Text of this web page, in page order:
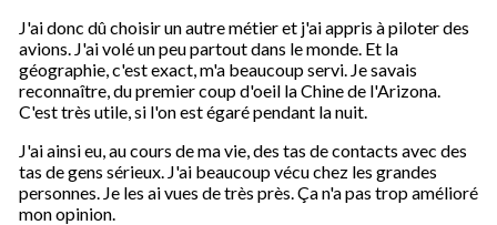
J'ai donc dû choisir un autre métier et j'ai appris à piloter des
avions. J'ai volé un peu partout dans le monde. Et la
géographie, c'est exact, m'a beaucoup servi. Je savais
reconnaître, du premier coup d'oeil la Chine de l'Arizona.
C'est très utile, si l'on est égaré pendant la nuit.
J'ai ainsi eu, au cours de ma vie, des tas de contacts avec des
tas de gens sérieux. J'ai beaucoup vécu chez les grandes
personnes. Je les ai vues de très près. Ça n'a pas trop amélioré
mon opinion.